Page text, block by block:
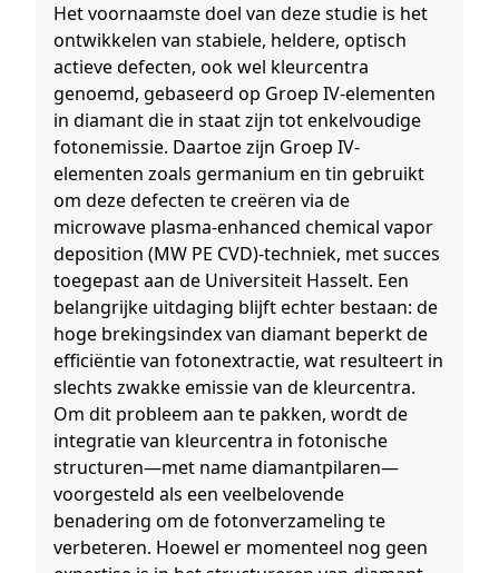
Het voornaamste doel van deze studie is het
ontwikkelen van stabiele, heldere, optisch
actieve defecten, ook wel kleurcentra
genoemd, gebaseerd op Groep IV-elementen
in diamant die in staat zijn tot enkelvoudige
fotonemissie. Daartoe zijn Groep IV-
elementen zoals germanium en tin gebruikt
om deze defecten te creëren via de
microwave plasma-enhanced chemical vapor
deposition (MW PE CVD)-techniek, met succes
toegepast aan de Universiteit Hasselt. Een
belangrijke uitdaging blijft echter bestaan: de
hoge brekingsindex van diamant beperkt de
efficiëntie van fotonextractie, wat resulteert in
slechts zwakke emissie van de kleurcentra.
Om dit probleem aan te pakken, wordt de
integratie van kleurcentra in fotonische
structuren—met name diamantpilaren—
voorgesteld als een veelbelovende
benadering om de fotonverzameling te
verbeteren. Hoewel er momenteel nog geen